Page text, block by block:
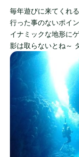
毎年遊びに来てくれ
行った事のないポイ
イナミックな地形に
影は取らないとね～